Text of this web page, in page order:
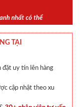
nhất có thể
TẠI
đặt uy tín lên hàng
cập nhật theo xu